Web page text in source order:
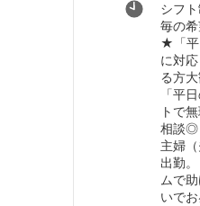
シフ
毎の
★「平
に対
る方
「平
トで
相談◎
主婦
出勤
ムで
いで